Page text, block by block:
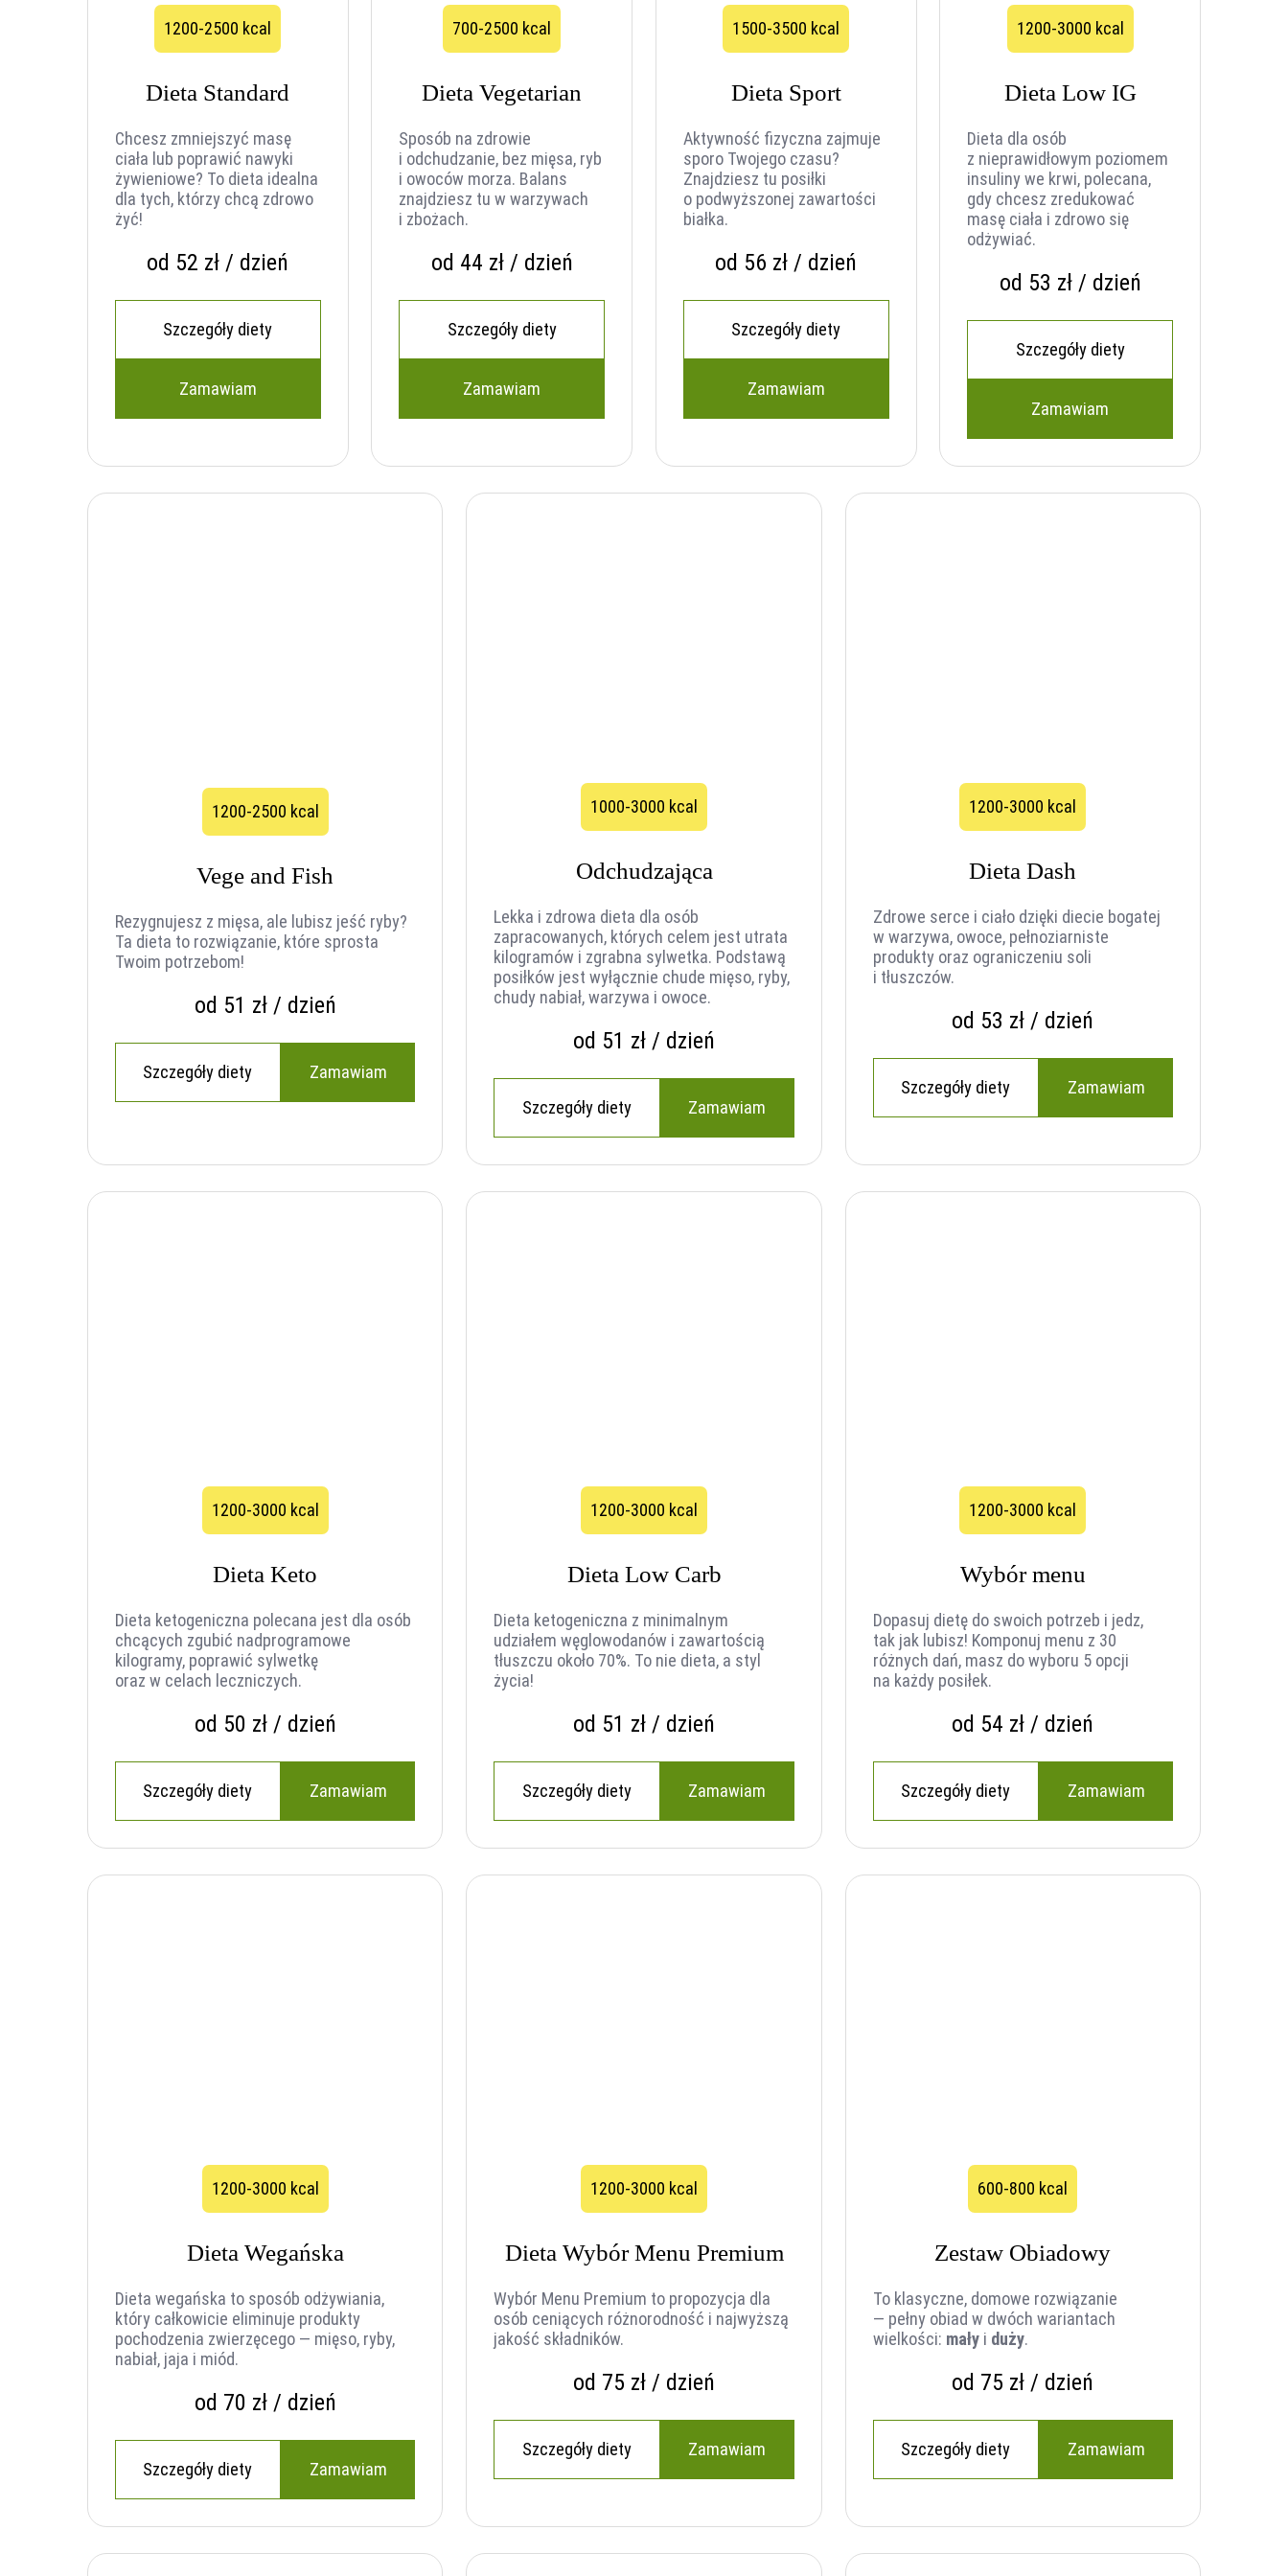
1200-2500 kcal
Dieta Standard
Chcesz zmniejszyć masę
ciała lub poprawić nawyki
żywieniowe? To dieta idealna
dla tych, którzy chcą zdrowo
żyć!
od 52 zł / dzień
Szczegóły diety
Zamawiam
700-2500 kcal
Dieta Vegetarian
Sposób na zdrowie
i odchudzanie, bez mięsa, ryb
i owoców morza. Balans
znajdziesz tu w warzywach
i zbożach.
od 44 zł / dzień
Szczegóły diety
Zamawiam
1500-3500 kcal
Dieta Sport
Aktywność fizyczna zajmuje
sporo Twojego czasu?
Znajdziesz tu posiłki
o podwyższonej zawartości
białka.
od 56 zł / dzień
Szczegóły diety
Zamawiam
1200-3000 kcal
Dieta Low IG
Dieta dla osób
z nieprawidłowym poziomem
insuliny we krwi, polecana,
gdy chcesz zredukować
masę ciała i zdrowo się
odżywiać.
od 53 zł / dzień
Szczegóły diety
Zamawiam
1200-2500 kcal
Vege and Fish
Rezygnujesz z mięsa, ale lubisz jeść ryby?
Ta dieta to rozwiązanie, które sprosta
Twoim potrzebom!
od 51 zł / dzień
Szczegóły diety Zamawiam
1000-3000 kcal
Odchudzająca
Lekka i zdrowa dieta dla osób
zapracowanych, których celem jest utrata
kilogramów i zgrabna sylwetka. Podstawą
posiłków jest wyłącznie chude mięso, ryby,
chudy nabiał, warzywa i owoce.
od 51 zł / dzień
Szczegóły diety Zamawiam
1200-3000 kcal
Dieta Dash
Zdrowe serce i ciało dzięki diecie bogatej
w warzywa, owoce, pełnoziarniste
produkty oraz ograniczeniu soli
i tłuszczów.
od 53 zł / dzień
Szczegóły diety Zamawiam
1200-3000 kcal
Dieta Keto
Dieta ketogeniczna polecana jest dla osób
chcących zgubić nadprogramowe
kilogramy, poprawić sylwetkę
oraz w celach leczniczych.
od 50 zł / dzień
Szczegóły diety Zamawiam
1200-3000 kcal
Dieta Low Carb
Dieta ketogeniczna z minimalnym
udziałem węglowodanów i zawartością
tłuszczu około 70%. To nie dieta, a styl
życia!
od 51 zł / dzień
Szczegóły diety Zamawiam
1200-3000 kcal
Wybór menu
Dopasuj dietę do swoich potrzeb i jedz,
tak jak lubisz! Komponuj menu z 30
różnych dań, masz do wyboru 5 opcji
na każdy posiłek.
od 54 zł / dzień
Szczegóły diety Zamawiam
1200-3000 kcal
Dieta Wegańska
Dieta wegańska to sposób odżywiania,
który całkowicie eliminuje produkty
pochodzenia zwierzęcego — mięso, ryby,
nabiał, jaja i miód.
od 70 zł / dzień
Szczegóły diety Zamawiam
1200-3000 kcal
Dieta Wybór Menu Premium
Wybór Menu Premium to propozycja dla
osób ceniących różnorodność i najwyższą
jakość składników.
od 75 zł / dzień
Szczegóły diety Zamawiam
600-800 kcal
Zestaw Obiadowy
To klasyczne, domowe rozwiązanie
— pełny obiad w dwóch wariantach
wielkości: małyi duży.
od 75 zł / dzień
Szczegóły diety Zamawiam